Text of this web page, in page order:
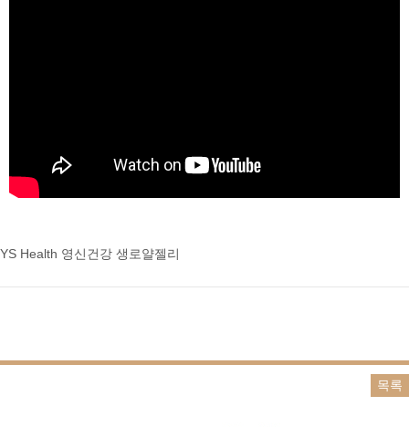
YS Health 영신건강 생로얄젤리